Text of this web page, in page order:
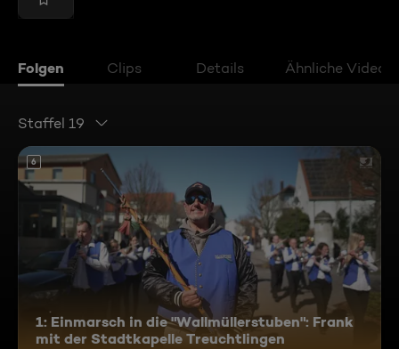
Folgen Clips Details Ähnliche Videos
Staffel 19
6
1: Einmarsch in die "Wallmüllerstuben": Frank
mit der Stadtkapelle Treuchtlingen